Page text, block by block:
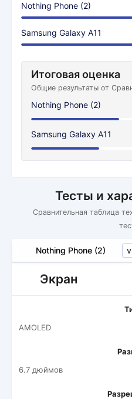
Nothing Phone (2)
Samsung Galaxy A11
Итоговая оценка
Общие результаты от
Nothing Phone (2)
Samsung Galaxy A11
Тесты и
Сравнительная таблица
Nothing Phone (2)
Экран
AMOLED
6.7 дюймов